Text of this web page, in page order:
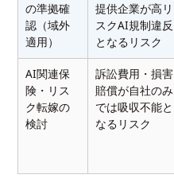
の準拠確
認（域外
適用）
提供企業が高リ
スクAI規制違反
となるリスク
AI関連保
険・リス
ク転嫁の
検討
訴訟費用・損害
賠償が自社のみ
では吸収不能と
なるリスク